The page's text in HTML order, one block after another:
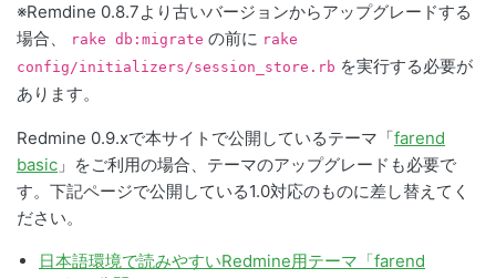
※Remdine 0.8.7より古いバージョンからアップグレードする
場合、
rake db:migrate の前に rake
config/initializers/session_store.rb を実行する必要が
あります。
Redmine 0.9.xで本サイトで公開しているテーマ「farend
basic 」をご利用の場合、テーマのアップグレードも必要で
す。下記ページで公開している1.0対応のものに差し替えてく
ださい。
日本語環境で読みやすいRedmine用テーマ「farend